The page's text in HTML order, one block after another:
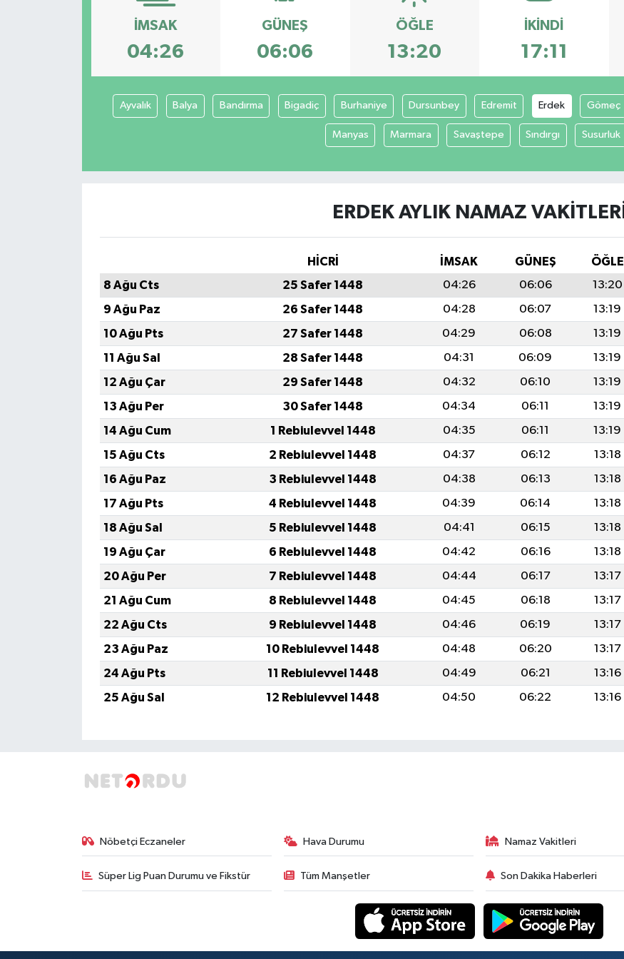
İMSAK
04:26
GÜNEŞ
06:06
ÖĞLE
13:20
İKINDI
17:11
Ayvalık Balya Bandırma Bigadiç Burhaniye Dursunbey Edremit Erdek Gömeç
Manyas Marmara Savaştepe Sındırgı Susurluk
ERDEK AYLIK NAMAZ VAKITLERI
HİCRİ İMSAK GÜNEŞ ÖĞLE
8 Ağu Cts
25 Safer 1448 04:26 06:06 13:20
9 Ağu Paz
26 Safer 1448 04:28 06:07 13:19
10 Ağu Pts
27 Safer 1448 04:29 06:08 13:19
11 Ağu Sal
28 Safer 1448 04:31 06:09 13:19
12 Ağu Çar
29 Safer 1448 04:32 06:10 13:19
13 Ağu Per
30 Safer 1448 04:34 06:11 13:19
14 Ağu Cum
1 Rebiulevvel 1448 04:35 06:11 13:19
15 Ağu Cts
2 Rebiulevvel 1448 04:37 06:12 13:18
16 Ağu Paz
3 Rebiulevvel 1448 04:38 06:13 13:18
17 Ağu Pts
4 Rebiulevvel 1448 04:39 06:14 13:18
18 Ağu Sal
5 Rebiulevvel 1448 04:41 06:15 13:18
19 Ağu Çar
6 Rebiulevvel 1448 04:42 06:16 13:18
20 Ağu Per
7 Rebiulevvel 1448 04:44 06:17 13:17
21 Ağu Cum
8 Rebiulevvel 1448 04:45 06:18 13:17
22 Ağu Cts
9 Rebiulevvel 1448 04:46 06:19 13:17
23 Ağu Paz
10 Rebiulevvel 1448 04:48 06:20 13:17
24 Ağu Pts
11 Rebiulevvel 1448 04:49 06:21 13:16
25 Ağu Sal
12 Rebiulevvel 1448 04:50 06:22 13:16
Nöbetçi Eczaneler Hava Durumu Namaz Vakitleri
Süper Lig Puan Durumu ve Fikstür Tüm Manşetler Son Dakika Haberleri
OTOMOBİL
TEKNOLOJİ
VİDEO HABER